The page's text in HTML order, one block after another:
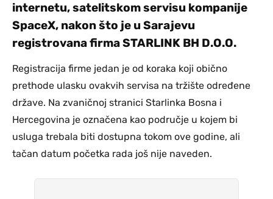
internetu, satelitskom servisu kompanije
SpaceX, nakon što je u Sarajevu
registrovana firma STARLINK BH D.O.O.
Registracija firme jedan je od koraka koji obično
prethode ulasku ovakvih servisa na tržište određene
države. Na zvaničnoj stranici Starlinka Bosna i
Hercegovina je označena kao područje u kojem bi
usluga trebala biti dostupna tokom ove godine, ali
tačan datum početka rada još nije naveden.